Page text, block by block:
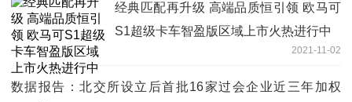
经典匹配再升级 高端品质恒引领 欧马可
S1超级卡车智盈版区域上市火热进行中
2021-11-02
数据报告：北交所设立后首批16家过会企业近三年加权